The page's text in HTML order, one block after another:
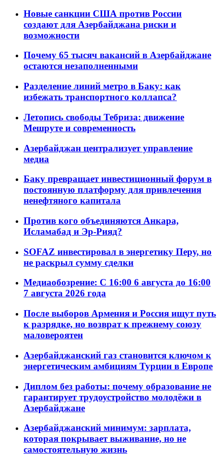
Новые санкции США против России
создают для Азербайджана риски и
возможности
Почему 65 тысяч вакансий в Азербайджане
остаются незаполненными
Разделение линий метро в Баку: как
избежать транспортного коллапса?
Летопись свободы Тебриза: движение
Мешруте и современность
Азербайджан централизует управление
медиа
Баку превращает инвестиционный форум в
постоянную платформу для привлечения
ненефтяного капитала
Против кого объединяются Анкара,
Исламабад и Эр-Рияд?
SOFAZ инвестировал в энергетику Перу, но
не раскрыл сумму сделки
Медиаобозрение: С 16:00 6 августа до 16:00
7 августа 2026 года
После выборов Армения и Россия ищут путь
к разрядке, но возврат к прежнему союзу
маловероятен
Азербайджанский газ становится ключом к
энергетическим амбициям Турции в Европе
Диплом без работы: почему образование не
гарантирует трудоустройство молодёжи в
Азербайджане
Азербайджанский минимум: зарплата,
которая покрывает выживание, но не
самостоятельную жизнь